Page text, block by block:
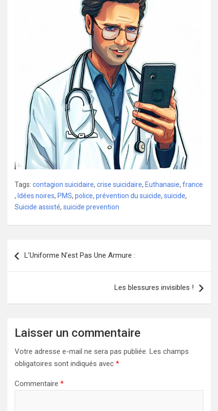
Tags: contagion suicidaire, crise suicidaire, Euthanasie, france
, Idées noires, PMS, police, prévention du suicide, suicide,
Suicide assisté, suicide prevention
de
L’Uniforme N’est Pas Une Armure :
Les blessures invisibles !
Laisser un commentaire
Votre adresse e-mail ne sera pas publiée. Les champs
obligatoires sont indiqués avec *
Commentaire *